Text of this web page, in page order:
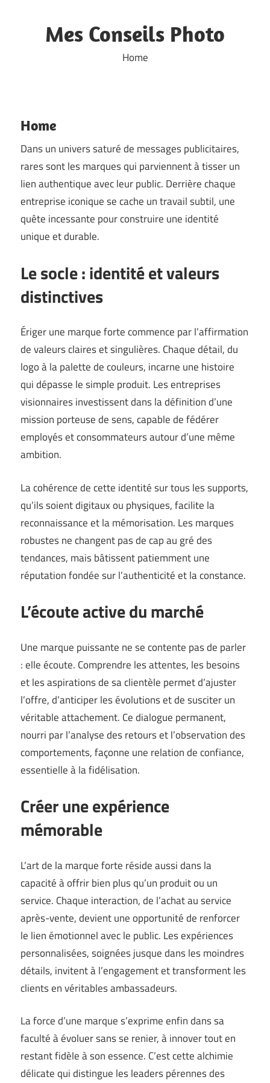
contentMes Conseils Photo
Home
Home
Dans un univers saturé de messages publicitaires,
rares sont les marques qui parviennent à tisser un
lien authentique avec leur public. Derrière chaque
entreprise iconique se cache un travail subtil, une
quête incessante pour construire une identité
unique et durable.
Le socle : identité et valeurs
distinctives
Ériger une marque forte commence par l’affirmation
de valeurs claires et singulières. Chaque détail, du
logo à la palette de couleurs, incarne une histoire
qui dépasse le simple produit. Les entreprises
visionnaires investissent dans la définition d’une
mission porteuse de sens, capable de fédérer
employés et consommateurs autour d’une même
ambition.
La cohérence de cette identité sur tous les supports,
qu’ils soient digitaux ou physiques, facilite la
reconnaissance et la mémorisation. Les marques
robustes ne changent pas de cap au gré des
tendances, mais bâtissent patiemment une
réputation fondée sur l’authenticité et la constance.
L’écoute active du marché
Une marque puissante ne se contente pas de parler
: elle écoute. Comprendre les attentes, les besoins
et les aspirations de sa clientèle permet d’ajuster
l’offre, d’anticiper les évolutions et de susciter un
véritable attachement. Ce dialogue permanent,
nourri par l’analyse des retours et l’observation des
comportements, façonne une relation de confiance,
essentielle à la fidélisation.
Créer une expérience
mémorable
L’art de la marque forte réside aussi dans la
capacité à offrir bien plus qu’un produit ou un
service. Chaque interaction, de l’achat au service
après-vente, devient une opportunité de renforcer
le lien émotionnel avec le public. Les expériences
personnalisées, soignées jusque dans les moindres
détails, invitent à l’engagement et transforment les
clients en véritables ambassadeurs.
La force d’une marque s’exprime enfin dans sa
faculté à évoluer sans se renier, à innover tout en
restant fidèle à son essence. C’est cette alchimie
délicate qui distingue les leaders pérennes des